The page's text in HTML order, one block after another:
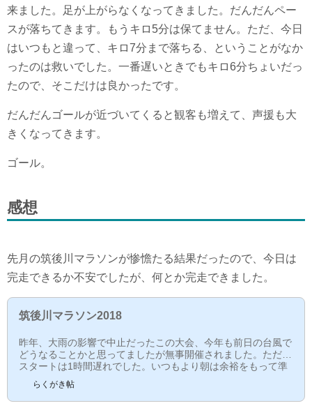
来ました。足が上がらなくなってきました。だんだんペー
スが落ちてきます。もうキロ5分は保てません。ただ、今日
はいつもと違って、キロ7分まで落ちる、ということがなか
ったのは救いでした。一番遅いときでもキロ6分ちょいだっ
たので、そこだけは良かったです。
だんだんゴールが近づいてくると観客も増えて、声援も大
きくなってきます。
ゴール。
感想
先月の筑後川マラソンが惨憺たる結果だったので、今日は
完走できるか不安でしたが、何とか完走できました。
筑後川マラソン2018
昨年、大雨の影響で中止だったこの大会、今年も前日の台風で
どうなることかと思ってましたが無事開催されました。ただし
スタートは1時間遅れでした。いつもより朝は余裕をもって準
備できます。レース前今日は朝から体調が悪いです。吐き気が
止まりません。なんか頭もボーっとしてるし、電車の中では何
もしてないのに心拍が140超えてたり...まあ心拍のほうはよく
らくがき帖